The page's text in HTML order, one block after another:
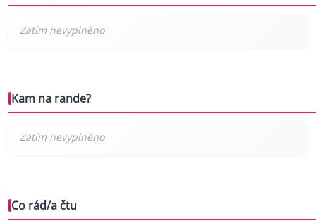
Kam na rande?
Co rád/a čtu